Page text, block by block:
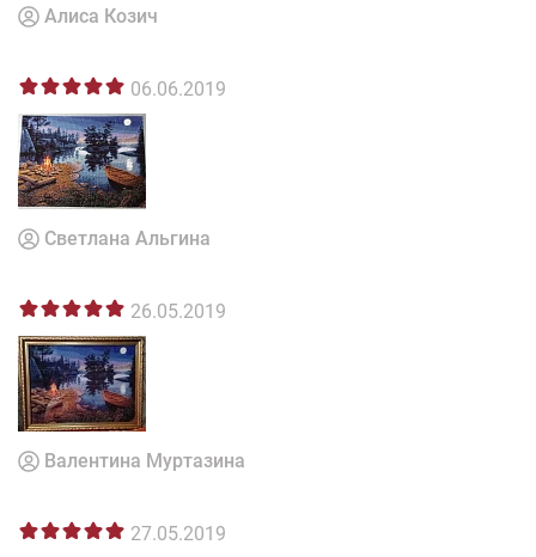
Алиса Козич
06.06.2019
Светлана Альгина
26.05.2019
Валентина Муртазина
27.05.2019